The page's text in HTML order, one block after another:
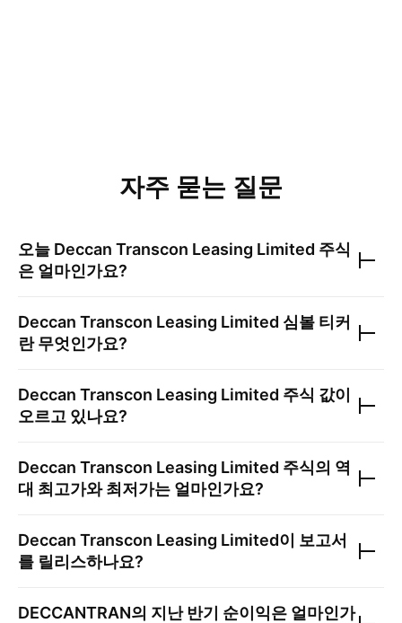
자주 묻는 질문
오늘 Deccan Transcon Leasing Limited 주식
은 얼마인가요?
Deccan Transcon Leasing Limited 심볼 티커
란 무엇인가요?
Deccan Transcon Leasing Limited 주식 값이
오르고 있나요?
Deccan Transcon Leasing Limited 주식의 역
대 최고가와 최저가는 얼마인가요?
Deccan Transcon Leasing Limited이 보고서
를 릴리스하나요?
DECCANTRAN의 지난 반기 순이익은 얼마인가